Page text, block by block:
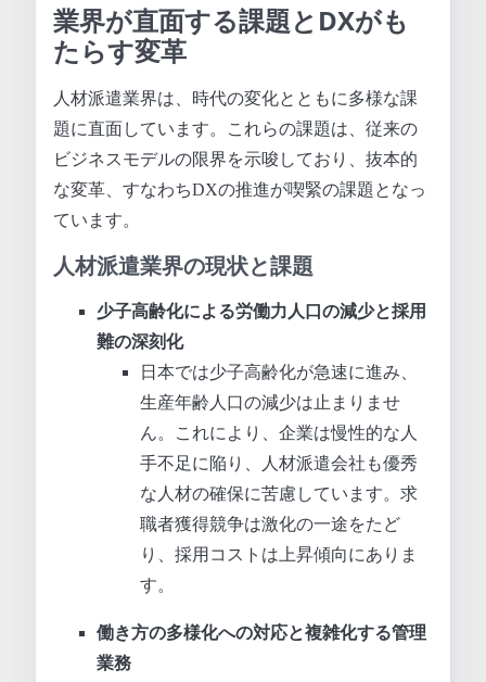
業界が直面する課題とDXがも
たらす変革
人材派遣業界は、時代の変化とともに多様な課
題に直面しています。これらの課題は、従来の
ビジネスモデルの限界を示唆しており、抜本的
な変革、すなわちDXの推進が喫緊の課題となっ
ています。
人材派遣業界の現状と課題
少子高齢化による労働力人口の減少と採用
難の深刻化
日本では少子高齢化が急速に進み、
生産年齢人口の減少は止まりませ
ん。これにより、企業は慢性的な人
手不足に陥り、人材派遣会社も優秀
な人材の確保に苦慮しています。求
職者獲得競争は激化の一途をたど
り、採用コストは上昇傾向にありま
す。
働き方の多様化への対応と複雑化する管理
業務